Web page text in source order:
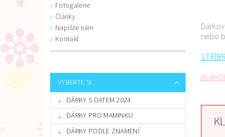
Fotogalerie
Články
Napište nám
Kontakt
VYBERTE SI...
DÁRKY S DATEM 2024
DÁRKY PRO MAMINKU
DÁRKY PODLE ZNAMENÍ
nebo